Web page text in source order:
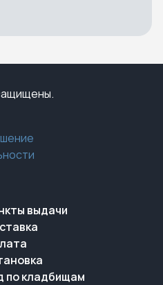
выдачи
по кладбищам